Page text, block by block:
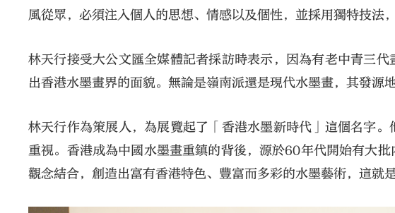
風從眾，必須注入個人的思想、情感以及個性，並採用獨特技法
林天行接受大公文匯全媒體記者採訪時表示，因為有老中青三
出香港水墨畫界的面貌。無論是嶺南派還是現代水墨畫，其發源
林天行作為策展人，為展覽起了「香港水墨新時代」這個名字
重視。香港成為中國水墨畫重鎮的背後，源於60年代開始有大
觀念結合，創造出富有香港特色、豐富而多彩的水墨藝術，這就